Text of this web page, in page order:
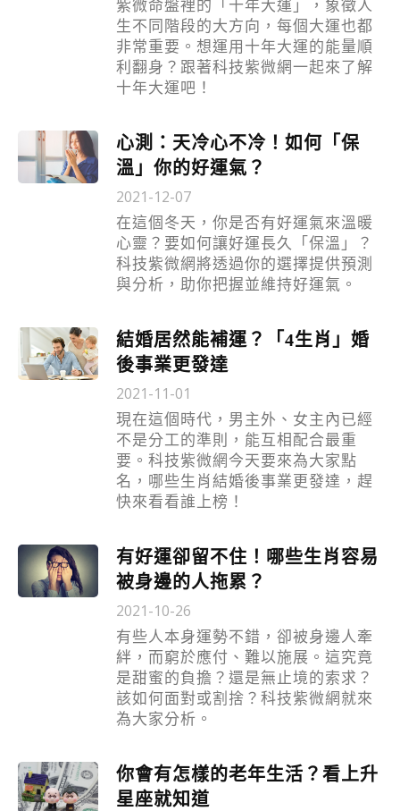
紫微命盤裡的「十年大運」，象徵人
生不同階段的大方向，每個大運也都
非常重要。想運用十年大運的能量順
利翻身？跟著科技紫微網一起來了解
十年大運吧！
心測：天冷心不冷！如何「保
溫」你的好運氣？
2021-12-07
在這個冬天，你是否有好運氣來溫暖
心靈？要如何讓好運長久「保溫」？
科技紫微網將透過你的選擇提供預測
與分析，助你把握並維持好運氣。
結婚居然能補運？「4生肖」婚
後事業更發達
2021-11-01
現在這個時代，男主外、女主內已經
不是分工的準則，能互相配合最重
要。科技紫微網今天要來為大家點
名，哪些生肖結婚後事業更發達，趕
快來看看誰上榜！
有好運卻留不住！哪些生肖容易
被身邊的人拖累？
2021-10-26
有些人本身運勢不錯，卻被身邊人牽
絆，而窮於應付、難以施展。這究竟
是甜蜜的負擔？還是無止境的索求？
該如何面對或割捨？科技紫微網就來
為大家分析。
你會有怎樣的老年生活？看上升
星座就知道